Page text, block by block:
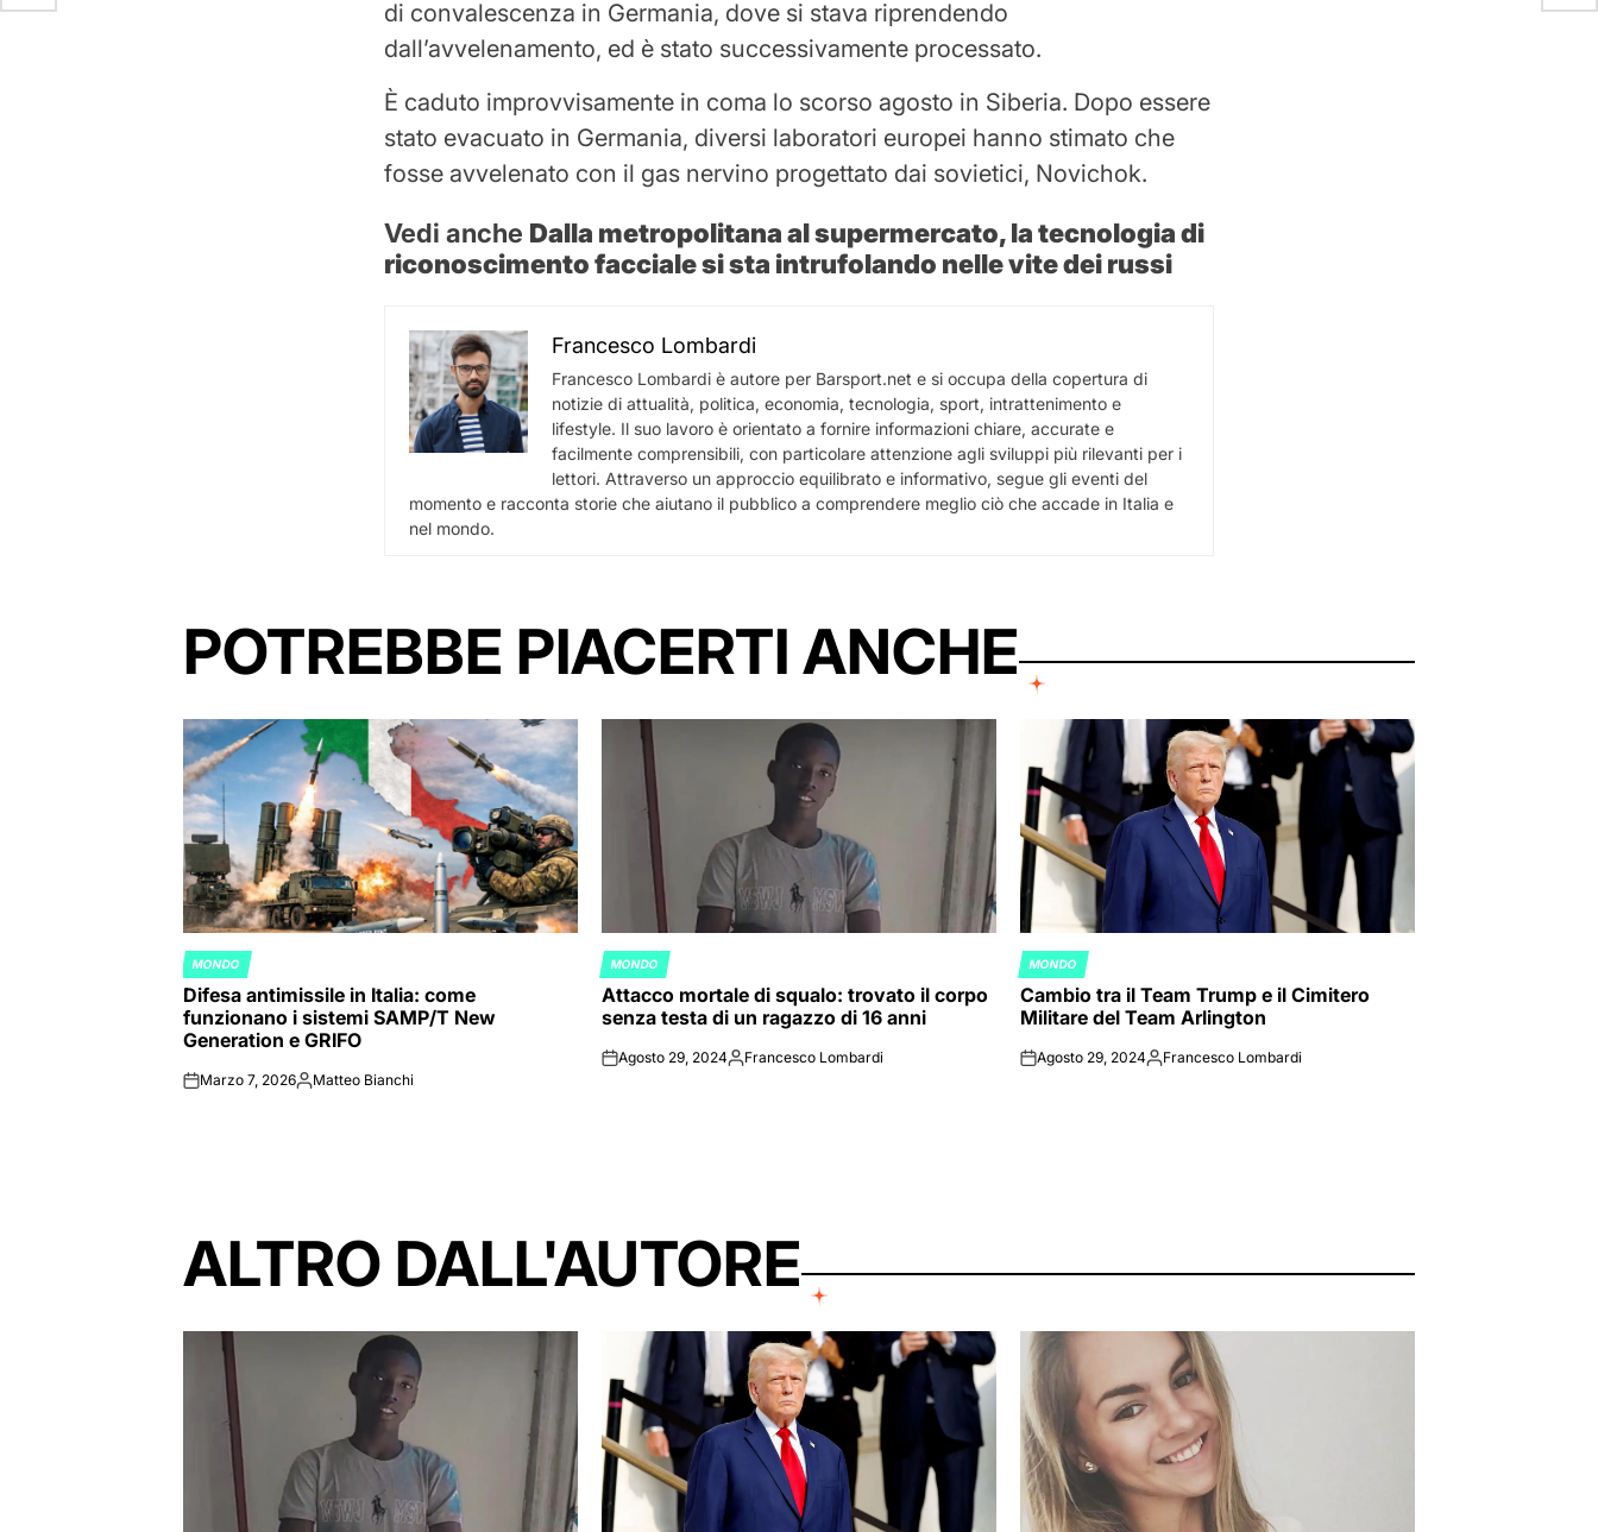
di convalescenza in Germania, dove si stava riprendendo
dall’avvelenamento, ed è stato successivamente processato.
È caduto improvvisamente in coma lo scorso agosto in Siberia. Dopo essere
stato evacuato in Germania, diversi laboratori europei hanno stimato che
fosse avvelenato con il gas nervino progettato dai sovietici, Novichok.
Vedi anche Dalla metropolitana al supermercato, la tecnologia di
riconoscimento facciale si sta intrufolando nelle vite dei russi
Francesco Lombardi
Francesco Lombardi è autore per Barsport.net e si occupa della copertura di
notizie di attualità, politica, economia, tecnologia, sport, intrattenimento e
lifestyle. Il suo lavoro è orientato a fornire informazioni chiare, accurate e
facilmente comprensibili, con particolare attenzione agli sviluppi più rilevanti per i
lettori. Attraverso un approccio equilibrato e informativo, segue gli eventi del
momento e racconta storie che aiutano il pubblico a comprendere meglio ciò che accade in Italia e
nel mondo.
POTREBBE PIACERTI ANCHE
POSTED
IN
MONDO
Difesa antimissile in Italia: come
funzionano i sistemi SAMP/T New
Generation e GRIFO
onMarzo 7, 2026Posted
Matteo Bianchi
POSTED
IN
MONDO
Attacco mortale di squalo: trovato il corpo
senza testa di un ragazzo di 16 anni
onAgosto 29, 2024Posted
Francesco Lombardi
POSTED
IN
MONDO
Cambio tra il Team Trump e il Cimitero
Militare del Team Arlington
onAgosto 29, 2024PostedFrancesco Lombardi
ALTRO DALL'AUTORE